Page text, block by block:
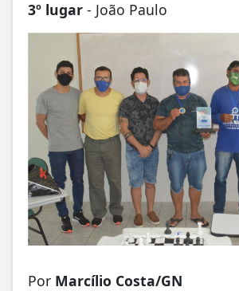
3º lugar - João Paulo
Por Marcílio Costa/GN